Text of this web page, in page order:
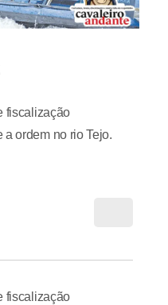
fiscalização
a ordem no rio Tejo.
fiscalização